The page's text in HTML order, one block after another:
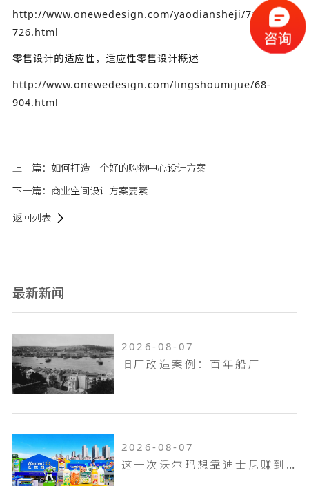
http://www.onewedesign.com/yaodiansheji/71-
726.html
零售设计的适应性，适应性零售设计概述
http://www.onewedesign.com/lingshoumijue/68-
904.html
上一篇： 如何打造一个好的购物中心设计方案
下一篇： 商业空间设计方案要素
返回列表
最新新闻
2026-08-07
旧厂改造案例：百年船厂
2026-08-07
这一次沃尔玛想靠迪士尼赚到山姆赚不到的钱！